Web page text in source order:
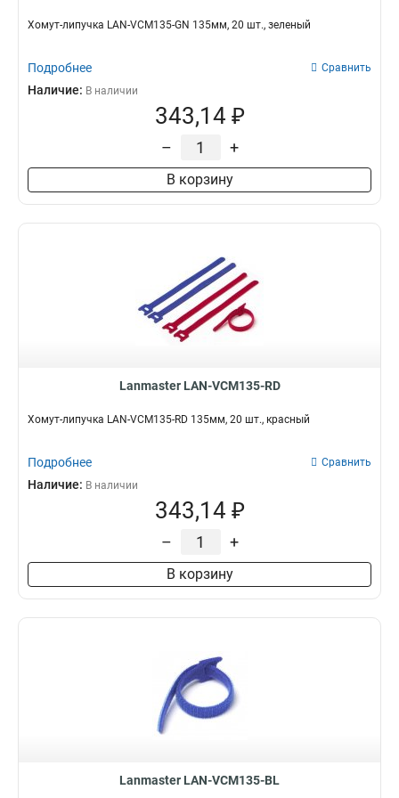
Хомут-липучка LAN-VCM135-GN 135мм, 20 шт., зеленый
Подробнее Сравнить
Наличие: В наличии
343,14 ₽
– +
В корзину
Lanmaster LAN-VCM135-RD
Хомут-липучка LAN-VCM135-RD 135мм, 20 шт., красный
Подробнее Сравнить
Наличие: В наличии
343,14 ₽
– +
В корзину
Lanmaster LAN-VCM135-BL